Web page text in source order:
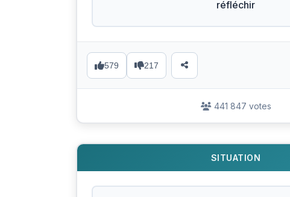
réfléchir
579 217
441 847 votes
SITUATION